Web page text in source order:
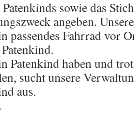
sowie das
angeben.
passendes Fahrrad vor
Patenkind haben und
sucht unsere
aus.